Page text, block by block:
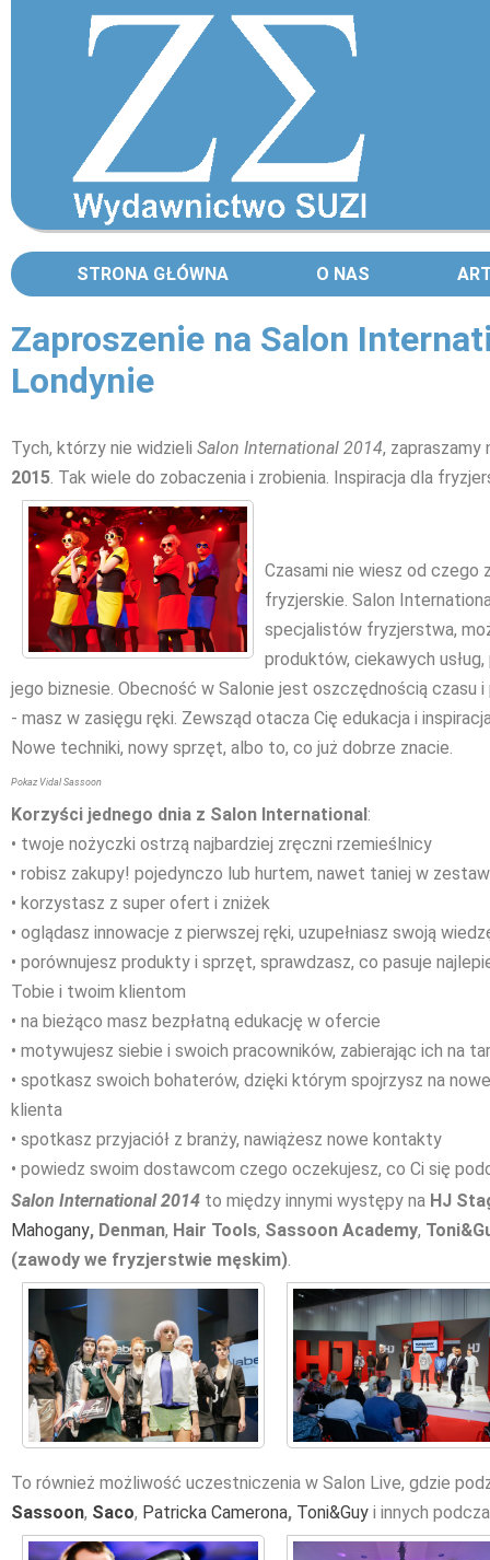
STRONA GŁÓWNA O NAS
Zaproszenie na Salon
Londynie
Tych, którzy nie widzieli Salon International 2014, zapraszamy
2015. Tak wiele do zobaczenia i zrobienia. Inspiracja dla
Czasami nie wiesz od czego
fryzjerskie. Salon
specjalistów fryzjerstwa,
produktów, ciekawych
jego biznesie. Obecność w Salonie jest oszczędnością
- masz w zasięgu ręki. Zewsząd otacza Cię edukacja i
Nowe techniki, nowy sprzęt, albo to, co już dobrze znacie.
Pokaz Vidal Sassoon
Korzyści jednego dnia z Salon International:
• twoje nożyczki ostrzą najbardziej zręczni rzemieślnicy
• robisz zakupy! pojedynczo lub hurtem, nawet taniej w
• korzystasz z super ofert i zniżek
• oglądasz innowacje z pierwszej ręki, uzupełniasz swoją
• porównujesz produkty i sprzęt, sprawdzasz, co pasuje
Tobie i twoim klientom
• na bieżąco masz bezpłatną edukację w ofercie
• motywujesz siebie i swoich pracowników, zabierając ich na
• spotkasz swoich bohaterów, dzięki którym spojrzysz na
klienta
• spotkasz przyjaciół z branży, nawiążesz nowe kontakty
• powiedz swoim dostawcom czego oczekujesz, co Ci się
Salon International 2014 to między innymi występy na HJ
Mahogany, Denman, Hair Tools, Sassoon Academy,
(zawody we fryzjerstwie męskim).
To również możliwość uczestniczenia w Salon Live, gdzie
Sassoon, Saco, Patricka Camerona, Toni&Guy i innych